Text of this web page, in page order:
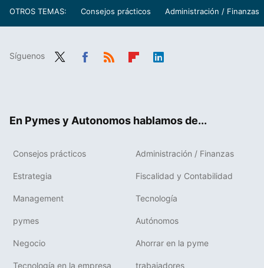
OTROS TEMAS: Consejos prácticos Administración / Finanzas
Síguenos
En Pymes y Autonomos hablamos de...
Consejos prácticos Administración / Finanzas
Estrategia Fiscalidad y Contabilidad
Management Tecnología
pymes Autónomos
Negocio Ahorrar en la pyme
Tecnología en la empresa trabajadores